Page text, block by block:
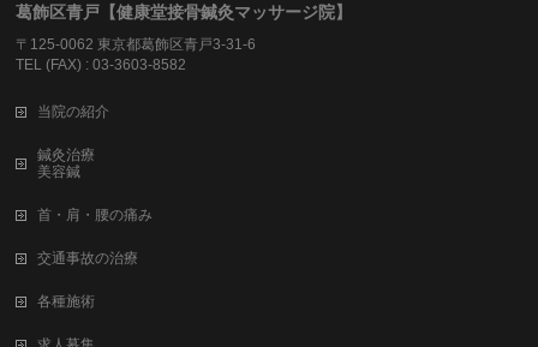
葛飾区青戸【健康堂接骨鍼灸マッサージ院】
〒125-0062 東京都葛飾区青戸3-31-6
TEL (FAX) : 03-3603-8582
当院の紹介
鍼灸治療
美容鍼
首・肩・腰の痛み
交通事故の治療
各種施術